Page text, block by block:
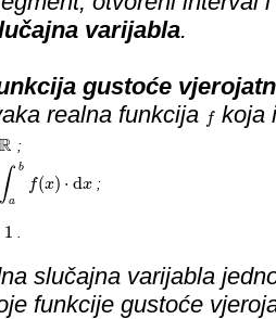
varijabla.
gustoće
realna funkcija f
f koja
R ;
∫ b
a
f(x) ⋅ dx ;
1
slučajna varijabla
funkcije gustoće